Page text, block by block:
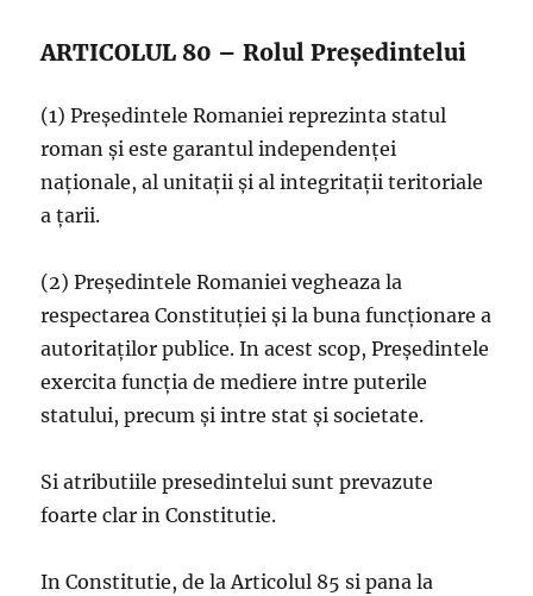
ARTICOLUL 80 – Rolul Preşedintelui
(1) Preşedintele Romaniei reprezinta statul
roman şi este garantul independenţei
naţionale, al unitaţii şi al integritaţii teritoriale
a ţarii.
(2) Preşedintele Romaniei vegheaza la
respectarea Constituţiei şi la buna funcţionare a
autoritaţilor publice. In acest scop, Preşedintele
exercita funcţia de mediere intre puterile
statului, precum şi intre stat şi societate.
Si atributiile presedintelui sunt prevazute
foarte clar in Constitutie.
In Constitutie, de la Articolul 85 si pana la